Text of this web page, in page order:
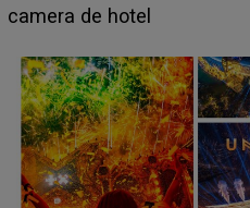
faptului împlinit, A